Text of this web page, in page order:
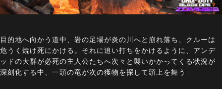
目的地へ向かう道中、岩の足場が炎の川へと崩れ落ち、クルーは
危うく焼け死にかける。それに追い打ちをかけるように、アンデ
ッドの大群が必死の主人公たちへ次々と襲いかかってくる状況が
深刻化する中、一頭の竜が次の獲物を探して頭上を舞う